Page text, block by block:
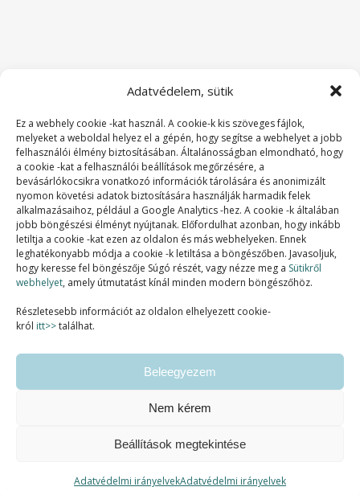
Adatvédelem, sütik
Ez a webhely cookie -kat használ. A cookie-k kis szöveges fájlok,
melyeket a weboldal helyez el a gépén, hogy segítse a webhelyet a jobb
felhasználói élmény biztosításában. Általánosságban elmondható, hogy
a cookie -kat a felhasználói beállítások megőrzésére, a
bevásárlókocsikra vonatkozó információk tárolására és anonimizált
nyomon követési adatok biztosítására használják harmadik felek
alkalmazásaihoz, például a Google Analytics -hez. A cookie -k általában
jobb böngészési élményt nyújtanak. Előfordulhat azonban, hogy inkább
letiltja a cookie -kat ezen az oldalon és más webhelyeken. Ennek
leghatékonyabb módja a cookie -k letiltása a böngészőben. Javasoljuk,
hogy keresse fel böngészője Súgó részét, vagy nézze meg a Sütikről
webhelyet, amely útmutatást kínál minden modern böngészőhöz.
Részletesebb információt az oldalon elhelyezett cookie-
król itt>>találhat.
Beleegyezem
Nem kérem
Beállítások megtekintése
Adatvédelmi irányelvekAdatvédelmi irányelvek
SZAKMAI TAGSÁGOK: